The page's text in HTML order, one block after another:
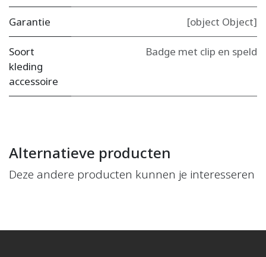
Garantie [object Object]
Soort
kleding
accessoire
Badge met clip en speld
Alternatieve producten
Deze andere producten kunnen je interesseren